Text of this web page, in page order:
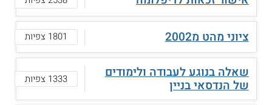
ציוני מהט מ2002 1801 צפיות
שאלה בנוגע לעבודה ולימודים
של הנדסאי בניין 1333 צפיות